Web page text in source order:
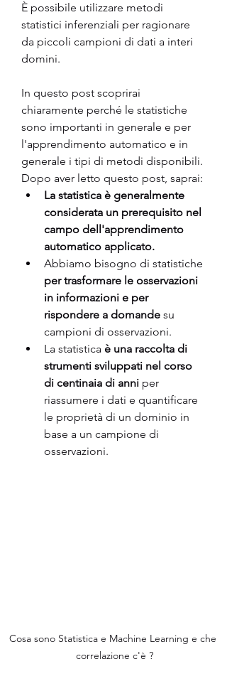
È possibile utilizzare metodi
statistici inferenziali per ragionare
da piccoli campioni di dati a interi
domini.
In questo post scoprirai
chiaramente perché le statistiche
sono importanti in generale e per
l'apprendimento automatico e in
generale i tipi di metodi disponibili.
Dopo aver letto questo post, saprai:
La statistica è generalmente
considerata un prerequisito nel
campo dell'apprendimento
automatico applicato.
Abbiamo bisogno di statistiche
per trasformare le osservazioni
in informazioni e per
rispondere a domande su
campioni di osservazioni.
La statistica è una raccolta di
strumenti sviluppati nel corso
di centinaia di anni per
riassumere i dati e quantificare
le proprietà di un dominio in
base a un campione di
osservazioni.
Cosa sono Statistica e Machine Learning e che
correlazione c'è ?